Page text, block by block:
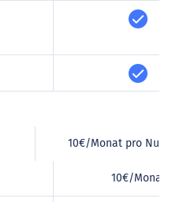
10€/Monat pro Nutzer
10€/Monat